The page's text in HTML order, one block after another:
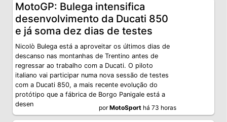
MotoGP: Bulega intensifica
desenvolvimento da Ducati 850
e já soma dez dias de testes
Nicolò Bulega está a aproveitar os últimos dias de
descanso nas montanhas de Trentino antes de
regressar ao trabalho com a Ducati. O piloto
italiano vai participar numa nova sessão de testes
com a Ducati 850, a mais recente evolução do
protótipo que a fábrica de Borgo Panigale está a
desen
porMotoSport há 73 horas